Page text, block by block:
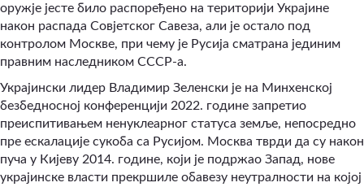
оружје јесте било распоређено на територији Украјине
након распада Совјетског Савеза, али је остало под
контролом Москве, при чему је Русија сматрана јединим
правним наследником СССР-а.
Украјински лидер Владимир Зеленски је на Минхенској
безбедносној конференцији 2022. године запретио
преиспитивањем ненуклеарног статуса земље, непосредно
пре ескалације сукоба са Русијом. Москва тврди да су након
пуча у Кијеву 2014. године, који је подржао Запад, нове
украјинске власти прекршиле обавезу неутралности на којој